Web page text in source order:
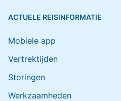
ACTUELE REISINFORMATIE
Mobiele app
Vertrektijden
Storingen
Werkzaamheden